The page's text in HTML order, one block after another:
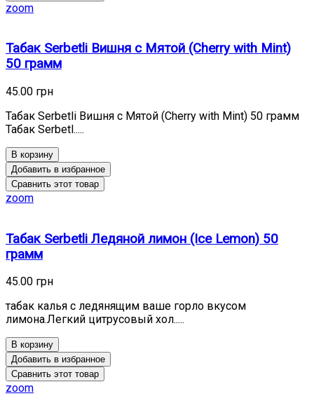
zoom
Табак Serbetli Вишня с Мятой (Cherry with Mint)
50 грамм
45.00 грн
Табак Serbetli Вишня с Мятой (Cherry with Mint) 50 грамм
Табак Serbetl.....
В корзину
Добавить в избранное
Сравнить этот товар
zoom
Табак Serbetli Ледяной лимон (Ice Lemon) 50
грамм
45.00 грн
табак калья с ледянящим ваше горло вкусом
лимона.Легкий цитрусовый хол.....
В корзину
Добавить в избранное
Сравнить этот товар
zoom